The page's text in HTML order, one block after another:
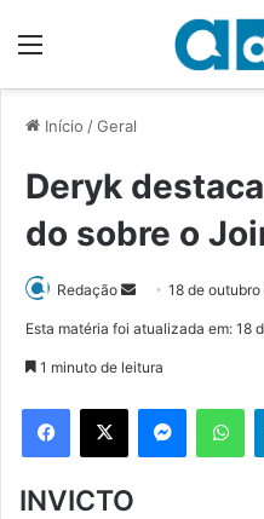
Início /Geral
Deryk
do sobre o
Redação
d
e
m
18 de
Esta matéria foi atualizada em: 18
1 minuto de leitura
INVICTO